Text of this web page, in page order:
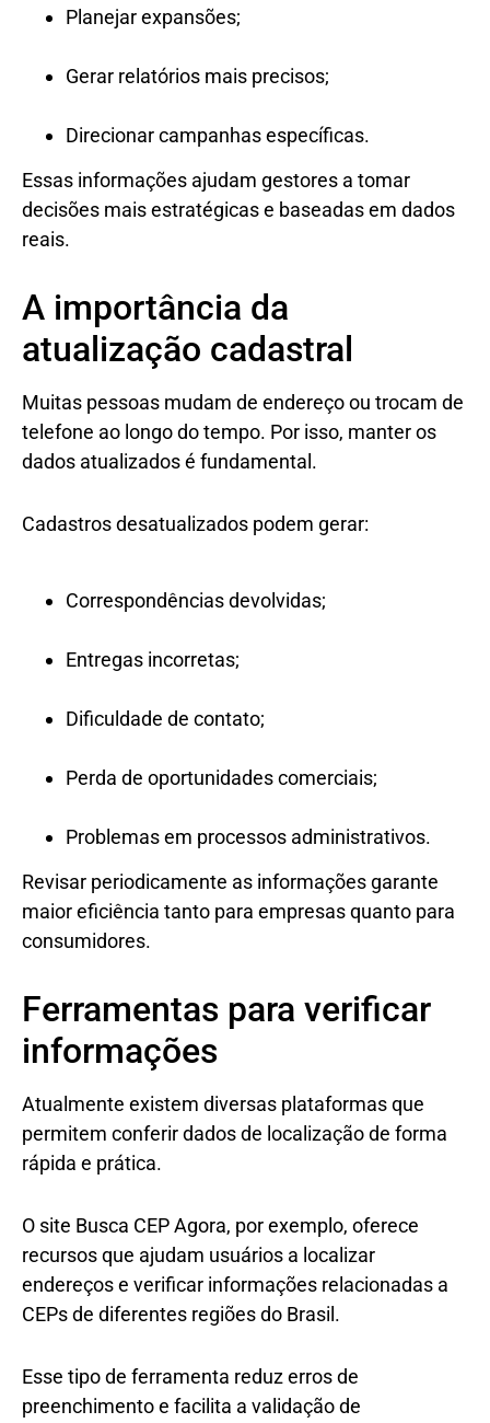
Planejar expansões;
Gerar relatórios mais precisos;
Direcionar campanhas específicas.
Essas informações ajudam gestores a tomar
decisões mais estratégicas e baseadas em dados
reais.
A importância da
atualização cadastral
Muitas pessoas mudam de endereço ou trocam de
telefone ao longo do tempo. Por isso, manter os
dados atualizados é fundamental.
Cadastros desatualizados podem gerar:
Correspondências devolvidas;
Entregas incorretas;
Dificuldade de contato;
Perda de oportunidades comerciais;
Problemas em processos administrativos.
Revisar periodicamente as informações garante
maior eficiência tanto para empresas quanto para
consumidores.
Ferramentas para verificar
informações
Atualmente existem diversas plataformas que
permitem conferir dados de localização de forma
rápida e prática.
O site Busca CEP Agora, por exemplo, oferece
recursos que ajudam usuários a localizar
endereços e verificar informações relacionadas a
CEPs de diferentes regiões do Brasil.
Esse tipo de ferramenta reduz erros de
preenchimento e facilita a validação de